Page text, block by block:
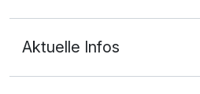
Aktuelle Infos